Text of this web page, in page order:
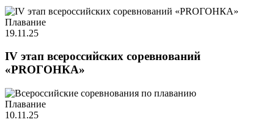
Плавание
19.11.25
IV этап всероссийских соревнований
«PROГОНКА»
Плавание
10.11.25